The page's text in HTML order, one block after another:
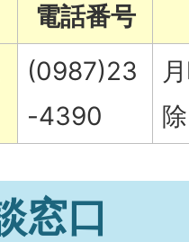
電話番号
(0987)23
-4390
窓口